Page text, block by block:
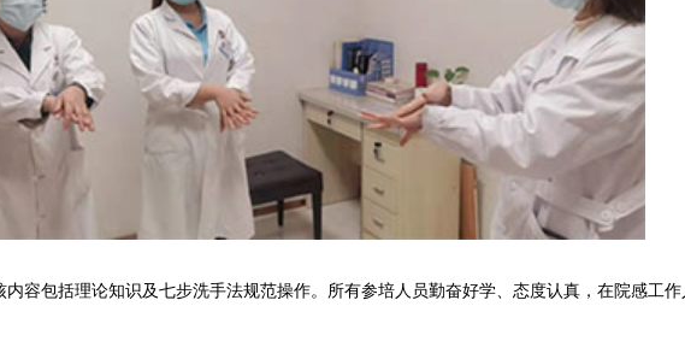
包括理论知识及七步洗手法规范操作。所有参培人员勤奋好学、态度认真，在院感工